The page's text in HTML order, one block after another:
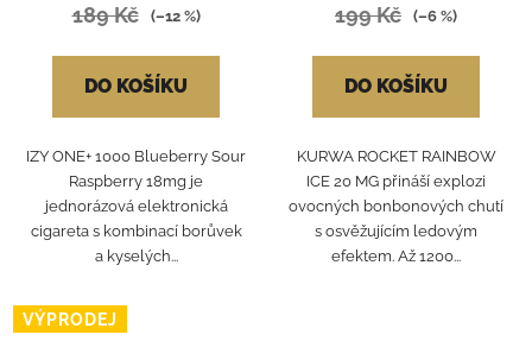
189 Kč (–12 %)
DO KOŠÍKU
IZY ONE+ 1000 Blueberry Sour
Raspberry 18mg je
jednorázová elektronická
cigareta s kombinací borůvek
a kyselých...
199 Kč (–6 %)
DO KOŠÍKU
KURWA ROCKET RAINBOW
ICE 20 MG přináší explozi
ovocných bonbonových chutí
s osvěžujícím ledovým
efektem. Až 1200...
VÝPRODEJ